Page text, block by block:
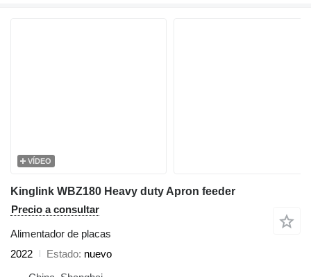
VÍDEO
Kinglink WBZ180 Heavy duty Apron feeder
Precio a consultar
Alimentador de placas
2022
Estado nuevo